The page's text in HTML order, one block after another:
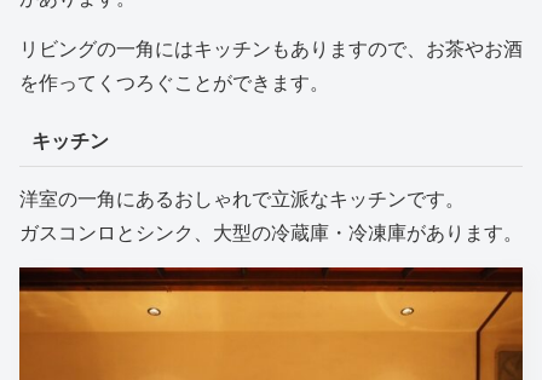
リビングの一角にはキッチンもありますので、お茶やお酒
を作ってくつろぐことができます。
キッチン
洋室の一角にあるおしゃれで立派なキッチンです。
ガスコンロとシンク、大型の冷蔵庫・冷凍庫があります。